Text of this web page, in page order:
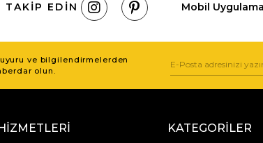
TAKIP EDIN Mobil
ve bilgilendirmelerden
olun.
KATEGORİLER